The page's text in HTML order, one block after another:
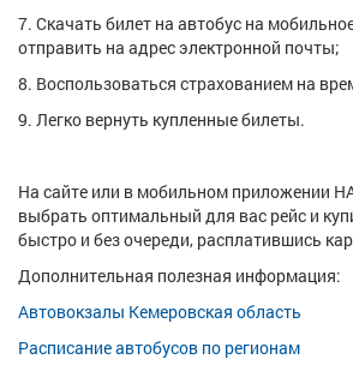
7. Скачать билет на автобус на
отправить на адрес электронной почты;
8. Воспользоваться страхованием на
9. Легко вернуть купленные билеты.
На сайте или в мобильном приложении
выбрать оптимальный для вас рейс и
быстро и без очереди, расплатившись
Дополнительная полезная информация:
Автовокзалы Кемеровская область
Расписание автобусов по регионам